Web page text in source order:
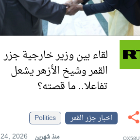
لقاء بين وزير خارجية جزر
القمر وشيخ الأزهر يشعل
تفاعلا.. ما قصته؟
اخبار جزر القمر
Politics
2026
منذ شهرين